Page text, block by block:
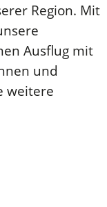
Region. Mit
Ausflug mit
und
weitere